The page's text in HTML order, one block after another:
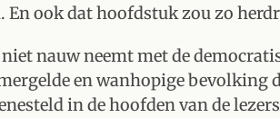
En ook dat hoofdstuk zou zo
nauw neemt met de
en wanhopige bevolking
in de hoofden van de